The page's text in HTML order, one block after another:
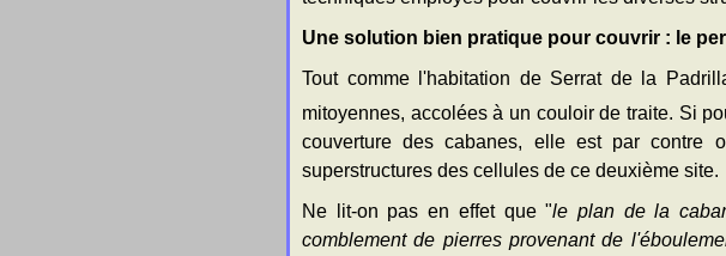
Une solution bien pratique pour couvrir : le
Tout comme l'habitation de Serrat de la
mitoyennes, accolées à un couloir de traite. Si
couverture des cabanes, elle est par contre
superstructures des cellules de ce deuxième site.
Ne lit-on pas en effet que "le plan de la
comblement de pierres provenant de